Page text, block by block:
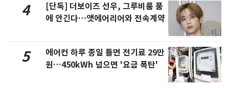
4
[단독] 더보이즈 선우, 그루비룸 품
에 안긴다…앳에어리어와 전속계약
5
에어컨 하루 종일 틀면 전기료 29만
원…450kWh 넘으면 '요금 폭탄'